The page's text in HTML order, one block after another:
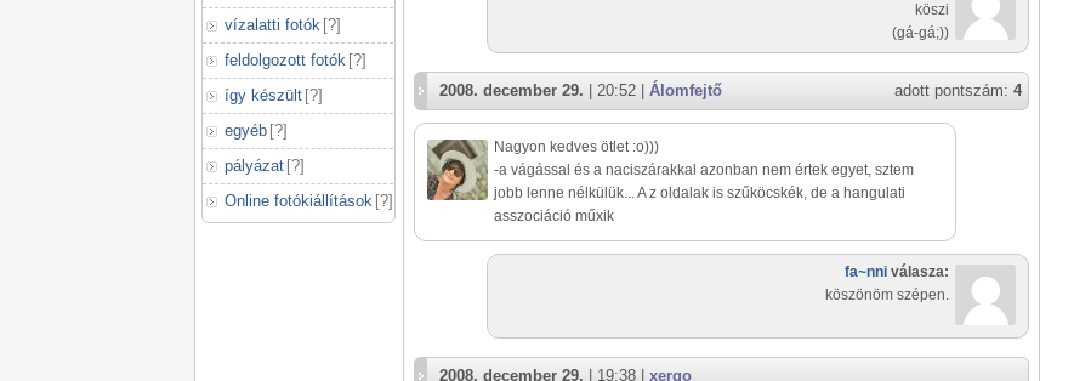
vízalatti fotók [?]
feldolgozott fotók [?]
így készült [?]
egyéb [?]
pályázat [?]
Online fotókiállítások [?]
köszi
(gá-gá;))
adott pontszám: 4
2008. december 29. | 20:52 | Álomfejtő
Nagyon kedves ötlet :o)))
-a vágással és a naciszárakkal azonban nem értek egyet, sztem
jobb lenne nélkülük... A z oldalak is szűköcskék, de a hangulati
asszociáció műxik
fa~nni válasza:
köszönöm szépen.
2008. december 29. | 19:38 | xergo